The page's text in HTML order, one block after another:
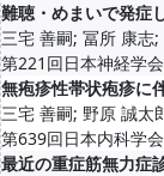
難聴・めまいで発症
三宅 善嗣; 冨所 康志
第221回日本神経学
無疱疹性帯状疱疹に
三宅 善嗣; 野原 誠太
第639回日本内科学
最近の重症筋無力症